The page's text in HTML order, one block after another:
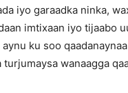
iyo garaadka ninka,
imtixaan iyo tijaabo
ku soo
wanaagga